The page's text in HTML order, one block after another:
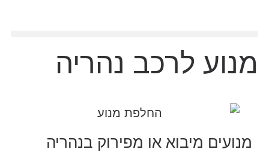
מנוע לרכב נהריה
מנועים מיבוא או מפירוק בנהריה